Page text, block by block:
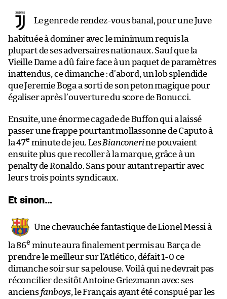
Le genre de rendez-vous banal, pour une Juve
habituée à dominer avec le minimum requis la
plupart de ses adversaires nationaux. Sauf que la
Vieille Dame a dû faire face à un paquet de paramètres
inattendus, ce dimanche : d’abord, un lob splendide
que Jeremie Boga a sorti de son peton magique pour
égaliser après l’ouverture du score de Bonucci.
Ensuite, une énorme cagade de Buffon qui a laissé
passer une frappe pourtant mollassonne de Caputo à
la 47e minute de jeu. LesBianconerine pouvaient
ensuite plus que recoller à la marque, grâce à un
penalty de Ronaldo. Sans pour autant repartir avec
leurs trois points syndicaux.
Et sinon…
Une chevauchée fantastique de Lionel Messi à
la 86e minute aura finalement permis au Barça de
prendre le meilleur sur l’Atlético, défait 1-0 ce
dimanche soir sur sa pelouse. Voilà qui ne devrait pas
réconcilier de sitôt Antoine Griezmann avec ses
anciens fanboys, le Français ayant été conspué par les